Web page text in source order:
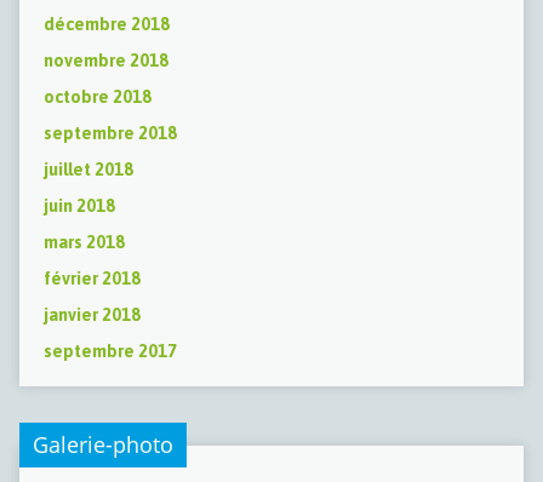
décembre 2018
novembre 2018
octobre 2018
septembre 2018
juillet 2018
juin 2018
mars 2018
février 2018
janvier 2018
septembre 2017
Galerie-photo